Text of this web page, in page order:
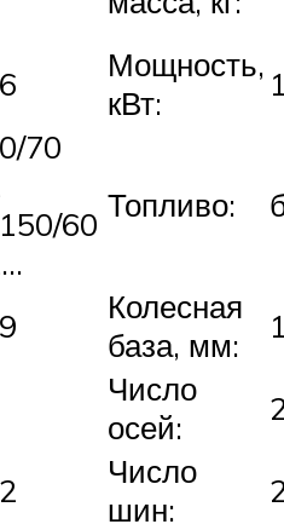
Мощность,
кВт:
70
60 Топливо:
Колесная
база, мм:
Число
осей:
Число
шин: